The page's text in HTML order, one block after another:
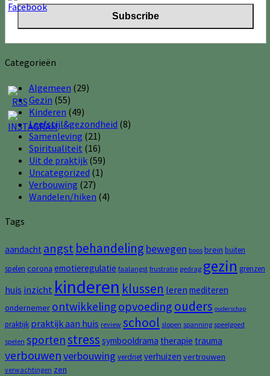
Categorieën
Algemeen (29)
Gezin (55)
Kinderen (49)
Leefstijl&gezondheid (8)
Samenleving (21)
Spiritualiteit (16)
Uit de praktijk (59)
Uncategorized (1)
Verbouwing (27)
Wandelen/hiken (4)
Tags
aandacht angst behandeling bewegen boos brein buiten
spelen corona emotieregulatie faalangst frustratie gedrag gezin grenzen
huis inzicht kinderen klussen leren mediteren
ondernemer ontwikkelingopvoeding ouders ouderschap
praktijk praktijk aan huis review school slopen spanning speelgoed
spelen sportenstress symbooldrama therapie trauma
verbouwenverbouwing verdrietverhuizen vertrouwen
verwachtingen zen